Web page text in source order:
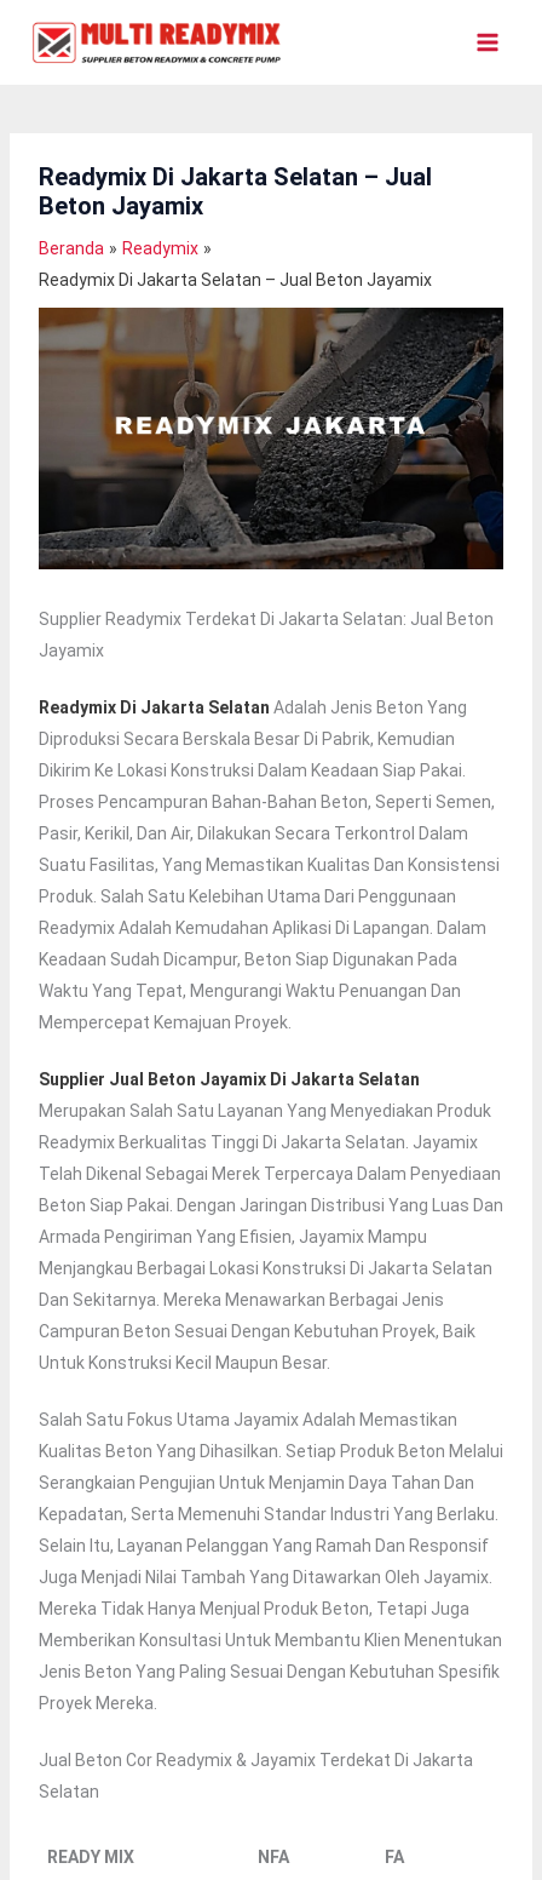
Readymix Di Jakarta Selatan – Jual
Beton Jayamix
Beranda
Readymix
Readymix Di Jakarta Selatan – Jual Beton Jayamix
Supplier Readymix Terdekat Di Jakarta Selatan: Jual Beton
Jayamix
Readymix Di Jakarta Selatan Adalah Jenis Beton Yang
Diproduksi Secara Berskala Besar Di Pabrik, Kemudian
Dikirim Ke Lokasi Konstruksi Dalam Keadaan Siap Pakai.
Proses Pencampuran Bahan-Bahan Beton, Seperti Semen,
Pasir, Kerikil, Dan Air, Dilakukan Secara Terkontrol Dalam
Suatu Fasilitas, Yang Memastikan Kualitas Dan Konsistensi
Produk. Salah Satu Kelebihan Utama Dari Penggunaan
Readymix Adalah Kemudahan Aplikasi Di Lapangan. Dalam
Keadaan Sudah Dicampur, Beton Siap Digunakan Pada
Waktu Yang Tepat, Mengurangi Waktu Penuangan Dan
Mempercepat Kemajuan Proyek.
Supplier Jual Beton Jayamix Di Jakarta Selatan
Merupakan Salah Satu Layanan Yang Menyediakan Produk
Readymix Berkualitas Tinggi Di Jakarta Selatan. Jayamix
Telah Dikenal Sebagai Merek Terpercaya Dalam Penyediaan
Beton Siap Pakai. Dengan Jaringan Distribusi Yang Luas Dan
Armada Pengiriman Yang Efisien, Jayamix Mampu
Menjangkau Berbagai Lokasi Konstruksi Di Jakarta Selatan
Dan Sekitarnya. Mereka Menawarkan Berbagai Jenis
Campuran Beton Sesuai Dengan Kebutuhan Proyek, Baik
Untuk Konstruksi Kecil Maupun Besar.
Salah Satu Fokus Utama Jayamix Adalah Memastikan
Kualitas Beton Yang Dihasilkan. Setiap Produk Beton Melalui
Serangkaian Pengujian Untuk Menjamin Daya Tahan Dan
Kepadatan, Serta Memenuhi Standar Industri Yang Berlaku.
Selain Itu, Layanan Pelanggan Yang Ramah Dan Responsif
Juga Menjadi Nilai Tambah Yang Ditawarkan Oleh Jayamix.
Mereka Tidak Hanya Menjual Produk Beton, Tetapi Juga
Memberikan Konsultasi Untuk Membantu Klien Menentukan
Jenis Beton Yang Paling Sesuai Dengan Kebutuhan Spesifik
Proyek Mereka.
Jual Beton Cor Readymix & Jayamix Terdekat Di Jakarta
Selatan
READY MIX NFA FA